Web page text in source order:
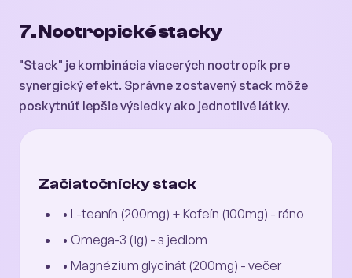
7. Nootropické stacky
"Stack" je kombinácia viacerých nootropík pre
synergický efekt. Správne zostavený stack môže
poskytnúť lepšie výsledky ako jednotlivé látky.
Začiatočnícky stack
• L-teanín (200mg) + Kofeín (100mg) - ráno
• Omega-3 (1g) - s jedlom
• Magnézium glycinát (200mg) - večer